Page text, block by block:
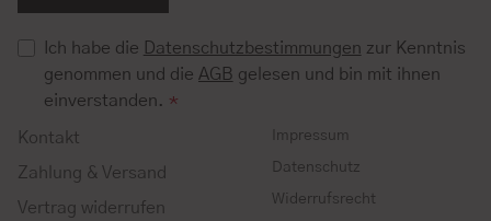
Ich habe die Datenschutzbestimmungen zur Kenntnis
genommen und die AGB gelesen und bin mit ihnen
einverstanden. *
Kontakt
Zahlung & Versand
Vertrag widerrufen
Impressum
Datenschutz
Widerrufsrecht